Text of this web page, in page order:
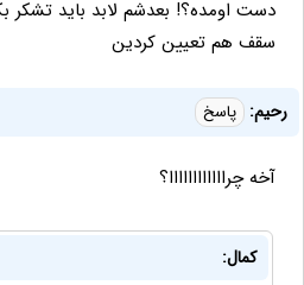
دست اومده؟! بعدشم لابد باید تشکر
سقف هم تعیین کردین
رحیم: پاسخ
آخه چراااااااااااا؟
کمال: